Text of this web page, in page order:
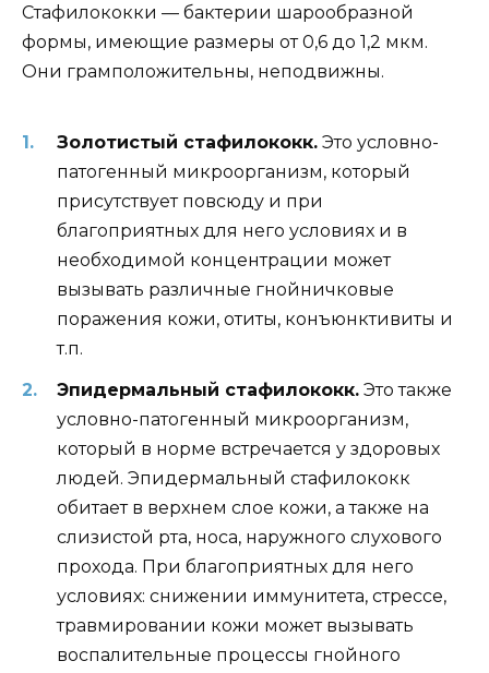
Стафилококки — бактерии шарообразной
формы, имеющие размеры от 0,6 до 1,2 мкм.
Они грамположительны, неподвижны.
Золотистый стафилококк. Это условно-
патогенный микроорганизм, который
присутствует повсюду и при
благоприятных для него условиях и в
необходимой концентрации может
вызывать различные гнойничковые
поражения кожи, отиты, конъюнктивиты и
т.п.
Эпидермальный стафилококк. Это также
условно-патогенный микроорганизм,
который в норме встречается у здоровых
людей. Эпидермальный стафилококк
обитает в верхнем слое кожи, а также на
слизистой рта, носа, наружного слухового
прохода. При благоприятных для него
условиях: снижении иммунитета, стрессе,
травмировании кожи может вызывать
воспалительные процессы гнойного